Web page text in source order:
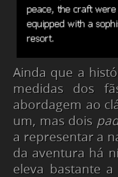
Ainda que a
medidas dos
abordagem ao
um, mas dois
a representar a
da aventura há
eleva bastante